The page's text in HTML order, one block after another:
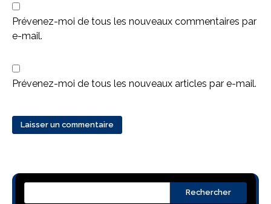
Prévenez-moi de tous les nouveaux commentaires par
e-mail.
Prévenez-moi de tous les nouveaux articles par e-mail.
Rechercher